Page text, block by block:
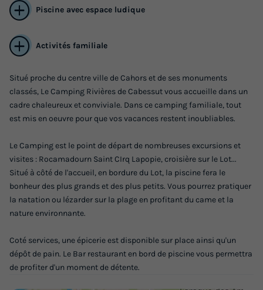
Piscine avec espace ludique
Activités familiale
Situé proche du centre ville de Cahors et de ses monuments
classés, Le Camping Rivières de Cabessut vous accueille dans un
cadre chaleureux et conviviale. Dans ce camping familiale, tout
est mis en oeuvre pour que vos vacances restent inoubliables.
Le Camping est le point de départ de nombreuses excursions et
visites : Rocamadourn Saint CIrq Lapopie, croisière sur le Lot...
Situé à côté de l'accueil, en bordure du Lot, la piscine fera le
bonheur des plus grands et des plus petits. Vous pourrez pratiquer
la natation ou lézarder sur la plage en profitant du came et la
nature environnante.
Coté services, une épicerie est disponible sur place ainsi qu'un
dépôt de pain. Le Bar restaurant en bord de piscine vous permettra
de profiter d'un moment de détente.